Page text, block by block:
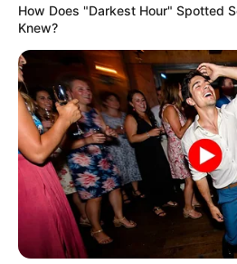
(foto: instagram/
Biodata & Profil
Nama Lengkap: Alifhia Fitri
How Does "Darkest Hour" Spotted
Knew?